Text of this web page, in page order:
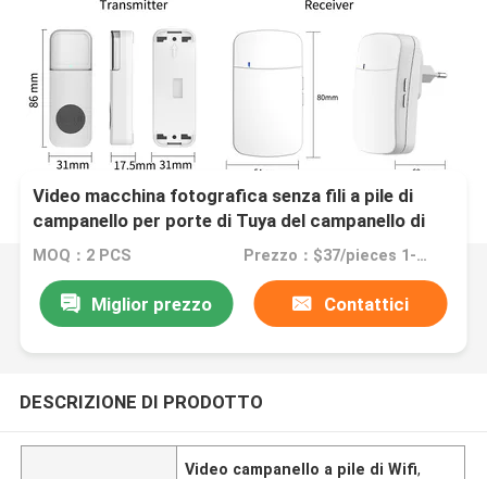
Video macchina fotografica senza fili a pile di
campanello per porte di Tuya del campanello di
Wifi
MOQ：2 PCS Prezzo：$37/pieces 1-49 pieces
Miglior prezzo Contattici
DESCRIZIONE DI PRODOTTO
Video campanello a pile di Wifi,